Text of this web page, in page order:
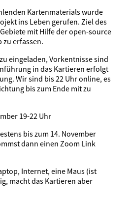
Kartenmaterials wurde
ins Leben gerufen. Ziel des
mit Hilfe der open-source
zu erfassen.
eingeladen, Vorkentnisse sind
in das Kartieren erfolgt
Wir sind bis 22 Uhr online, es
bis zum Ende mit zu
19-22 Uhr
bis zum 14. November
dann einen Zoom Link
Internet, eine Maus (ist
macht das Kartieren aber